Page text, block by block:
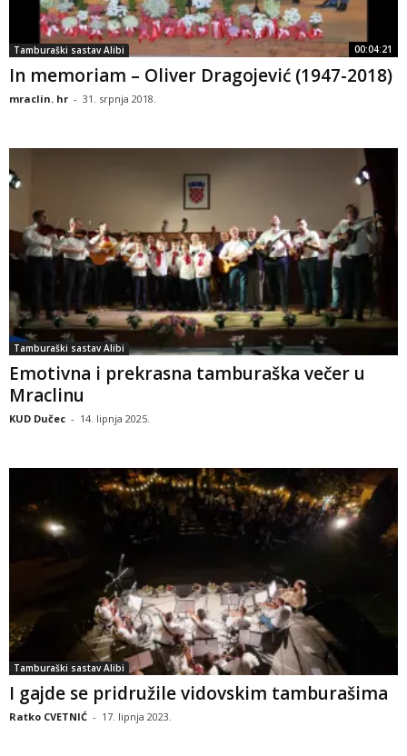
00:04:21
Tamburaški sastav Alibi
In memoriam – Oliver Dragojević (1947-2018)
mraclin. hr - 31. srpnja 2018.
Tamburaški sastav Alibi
Emotivna i prekrasna tamburaška večer u
Mraclinu
KUD Dučec - 14. lipnja 2025.
Tamburaški sastav Alibi
I gajde se pridružile vidovskim tamburašima
Ratko CVETNIĆ - 17. lipnja 2023.